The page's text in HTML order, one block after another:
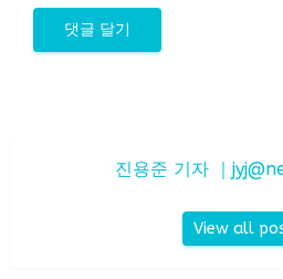
진용준 기자 ｜
View all